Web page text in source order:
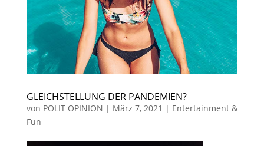
GLEICHSTELLUNG DER PANDEMIEN?
von POLIT OPINION | März 7, 2021 | Entertainment &
Fun